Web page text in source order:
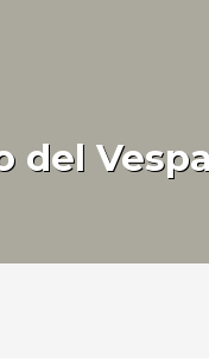
del